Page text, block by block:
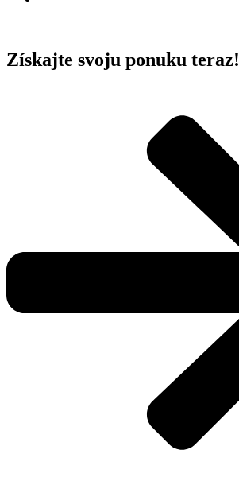
Získajte svoju ponuku teraz!